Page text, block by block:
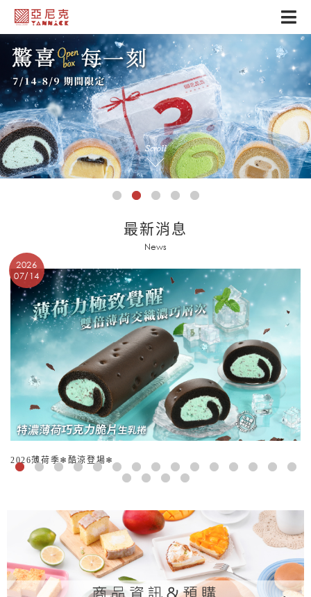
Scroll
最新消息
News
2026薄荷季❄酷涼登場❄
2026
07/14